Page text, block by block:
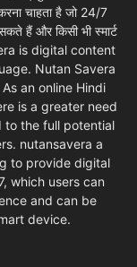
चाहता है जो 24/7
हैं और किसी भी स्मार्ट
is digital content
Nutan Savera
an online Hindi
is a greater need
to the full potential
nutansavera a
to provide digital
which users can
and can be
device.